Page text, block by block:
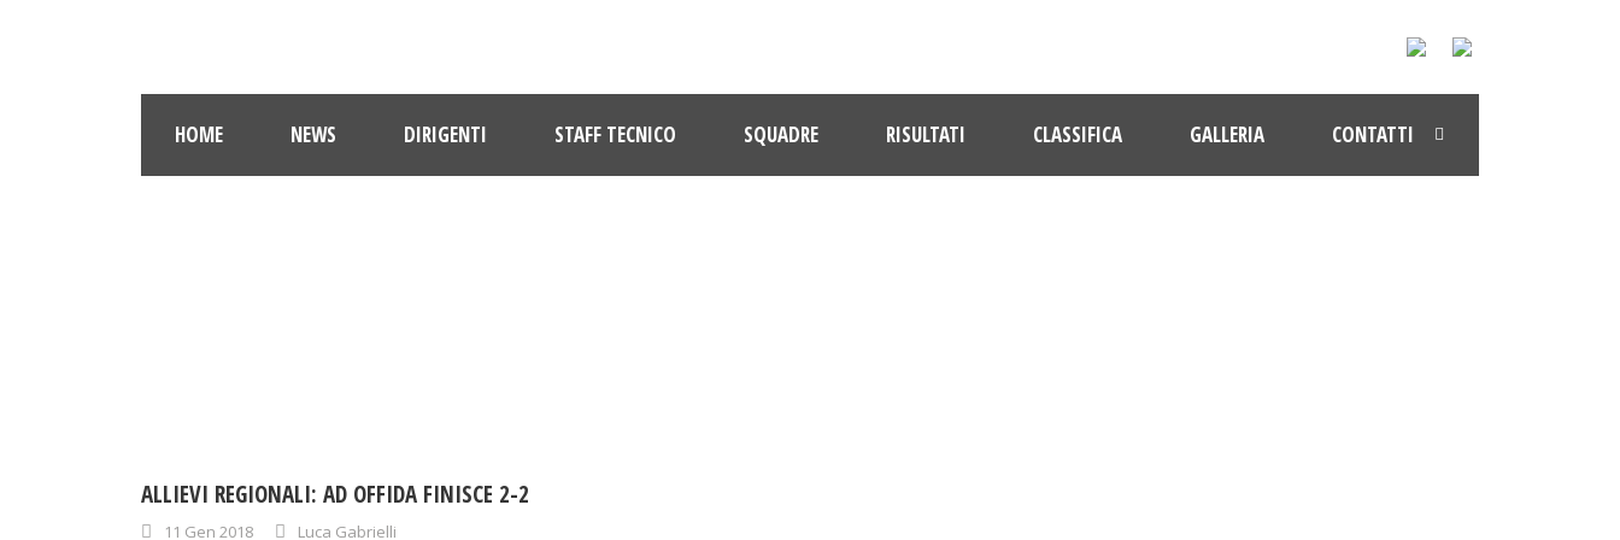
HOME NEWS DIRIGENTI STAFF TECNICO SQUADRE RISULTATI CLASSIFICA GALLERIA CONTATTI
ALLIEVI REGIONALI: AD OFFIDA FINISCE 2-2
11 Gen 2018 Luca Gabrielli